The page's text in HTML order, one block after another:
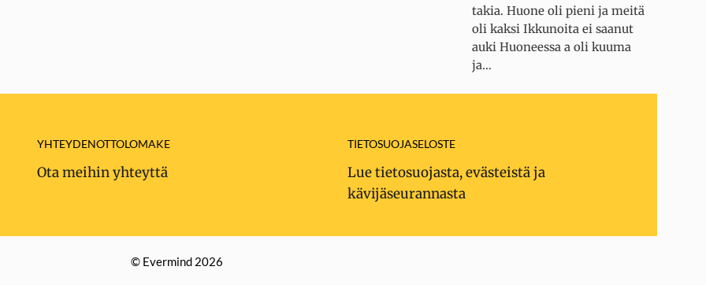
takia. Huone oli pieni ja meitä
oli kaksi Ikkunoita ei saanut
auki Huoneessa a oli kuuma
ja…
YHTEYDENOTTOLOMAKE
Ota meihin yhteyttä
TIETOSUOJASELOSTE
Lue tietosuojasta, evästeistä ja
kävijäseurannasta
© Evermind 2026